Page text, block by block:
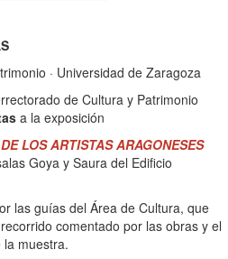
· Universidad de Zaragoza
de Cultura y Patrimonio
a la exposición
LOS ARTISTAS ARAGONESES
Goya y Saura del Edificio
las guías del Área de Cultura, que
comentado por las obras y el
muestra.